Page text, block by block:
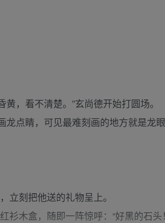
，看不清楚。”玄尚德开始打圆场。
点睛，可见最难刻画的地方就是龙
刻把他送的礼物呈上。
木盒，随即一阵惊呼：“好黑的石头